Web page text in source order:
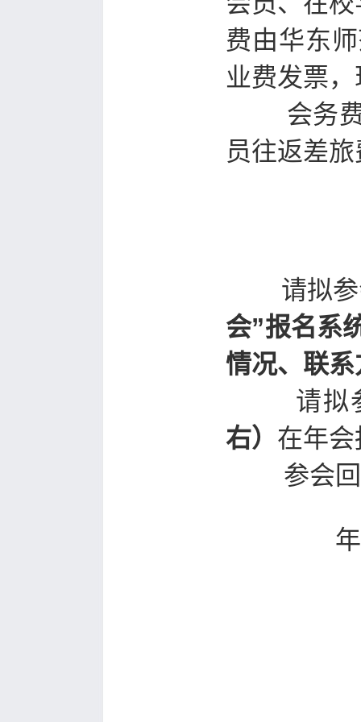
费由华东
业费发票
会务费包
员往返差
请拟参
会”报名系
情况、联
请拟参
右） 在年
参会回